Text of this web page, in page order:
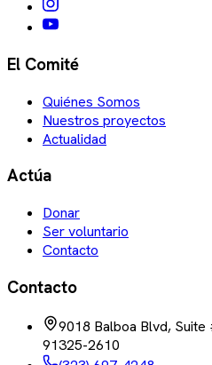
El Comité
Quiénes Somos
Nuestros proyectos
Actualidad
Actúa
Donar
Ser voluntario
Contacto
Contacto
9018 Balboa Blvd,
91325-2610